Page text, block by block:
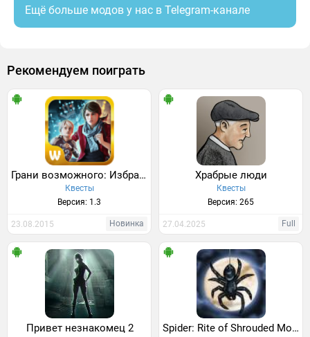
Ещё больше модов у нас в Telegram-канале
Рекомендуем поиграть
Грани возможного: Избранный
Квесты
Версия: 1.3
23.08.2015 Новинка
Храбрые люди
Квесты
Версия: 265
27.04.2025 Full
Привет незнакомец 2 Spider: Rite of Shrouded Moon